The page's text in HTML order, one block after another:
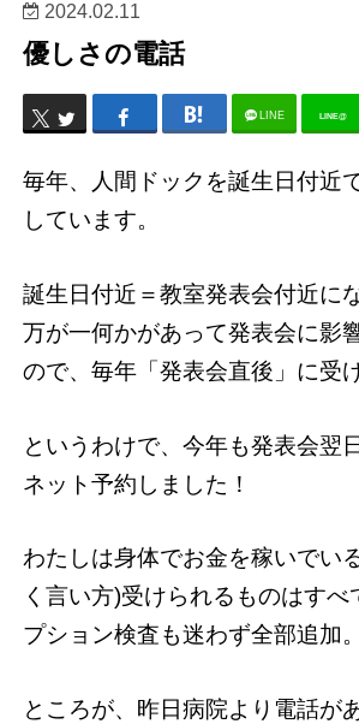
2024.02.11
優しさの電話
LINE LINE@
毎年、人間ドックを誕生日付近
しています。
誕生日付近＝教室発表会付近に
万が一何かがあって発表会に影
ので、毎年「発表会直後」に受
というわけで、今年も発表会翌
ネット予約しました！
わたしは身体でお金を稼いでい
く言い方)受けられるものはすべ
プション検査も迷わず全部追加。
ところが、昨日病院より電話が